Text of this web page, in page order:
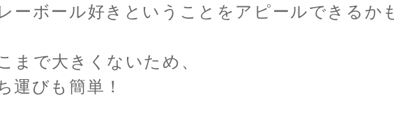
ーボール好きということをアピールできるか
まで大きくないため、
運びも簡単！